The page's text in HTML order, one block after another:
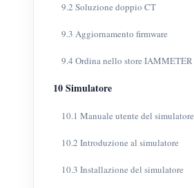
9.2 Soluzione doppio CT
9.3 Aggiornamento firmware
9.4 Ordina nello store IAMMETER
10 Simulatore
10.1 Manuale utente del simulatore
10.2 Introduzione al simulatore
10.3 Installazione del simulatore